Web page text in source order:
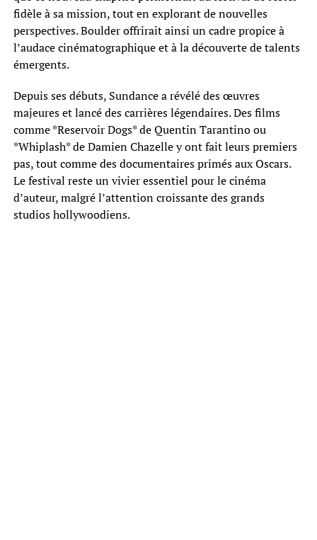
fidèle à sa mission, tout en explorant de nouvelles
perspectives. Boulder offrirait ainsi un cadre propice à
l’audace cinématographique et à la découverte de talents
émergents.
Depuis ses débuts, Sundance a révélé des œuvres
majeures et lancé des carrières légendaires. Des films
comme *Reservoir Dogs* de Quentin Tarantino ou
*Whiplash* de Damien Chazelle y ont fait leurs premiers
pas, tout comme des documentaires primés aux Oscars.
Le festival reste un vivier essentiel pour le cinéma
d’auteur, malgré l’attention croissante des grands
studios hollywoodiens.